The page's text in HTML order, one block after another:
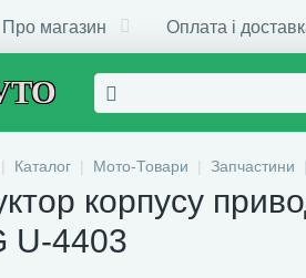
Про магазин Оплата і
Каталог Мото-Товари Запчастини
корпусу
U-4403